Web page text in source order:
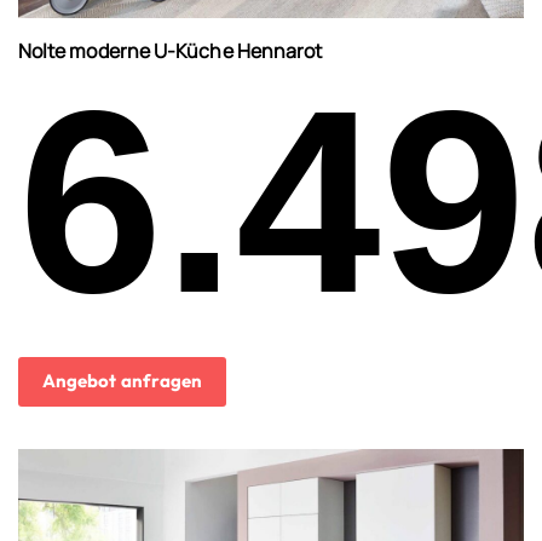
Nolte moderne U-Küche Hennarot
Angebot anfragen